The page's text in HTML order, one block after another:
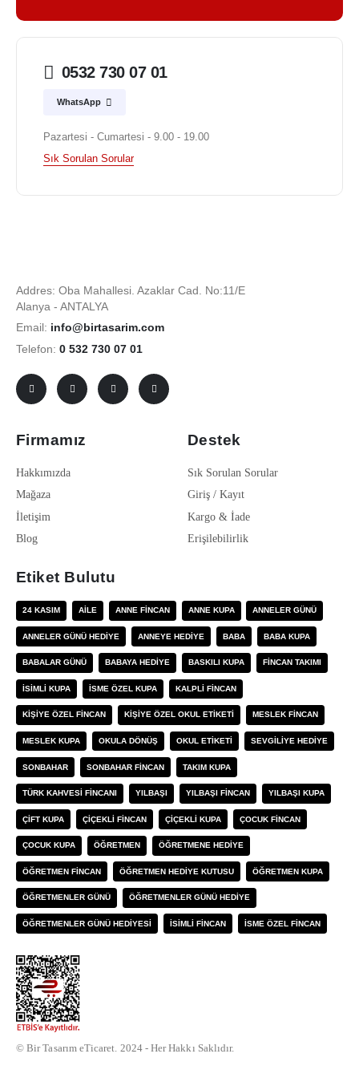
0532 730 07 01
WhatsApp
Pazartesi - Cumartesi - 9.00 - 19.00
Sık Sorulan Sorular
Addres: Oba Mahallesi. Azaklar Cad. No:11/E
Alanya - ANTALYA
Email: info@birtasarim.com
Telefon: 0 532 730 07 01
Firmamız
Hakkımızda
Mağaza
İletişim
Blog
Destek
Sık Sorulan Sorular
Giriş / Kayıt
Kargo & İade
Erişilebilirlik
Etiket Bulutu
24 KASIM AILE ANNE FINCAN ANNE KUPA ANNELER GÜNÜ
ANNELER GÜNÜ HEDIYE ANNEYE HEDIYE BABA BABA KUPA
BABALAR GÜNÜ BABAYA HEDIYE BASKILI KUPA FINCAN TAKIMI
ISIMLI KUPA ISME ÖZEL KUPA KALPLI FINCAN
KIŞIYE ÖZEL FINCAN KIŞIYE ÖZEL OKUL ETIKETI MESLEK FINCAN
MESLEK KUPA OKULA DÖNÜŞ OKUL ETIKETI SEVGILIYE HEDIYE
SONBAHAR SONBAHAR FINCAN TAKIM KUPA
TÜRK KAHVESI FINCANI YILBAŞI YILBAŞI FINCAN YILBAŞI KUPA
ÇIFT KUPA ÇIÇEKLI FINCAN ÇIÇEKLI KUPA ÇOCUK FINCAN
ÇOCUK KUPA ÖĞRETMEN ÖĞRETMENE HEDIYE
ÖĞRETMEN FINCAN ÖĞRETMEN HEDIYE KUTUSU ÖĞRETMEN KUPA
ÖĞRETMENLER GÜNÜ ÖĞRETMENLER GÜNÜ HEDIYE
ÖĞRETMENLER GÜNÜ HEDIYESI İSIMLI FINCAN İSME ÖZEL FINCAN
© Bir Tasarım eTicaret. 2024 - Her Hakkı Saklıdır.